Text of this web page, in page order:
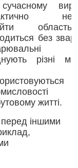
без
різні
житті.
іншими